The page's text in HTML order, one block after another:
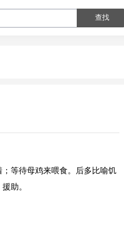
查找
等待母鸡来喂食。后多比喻饥
助。